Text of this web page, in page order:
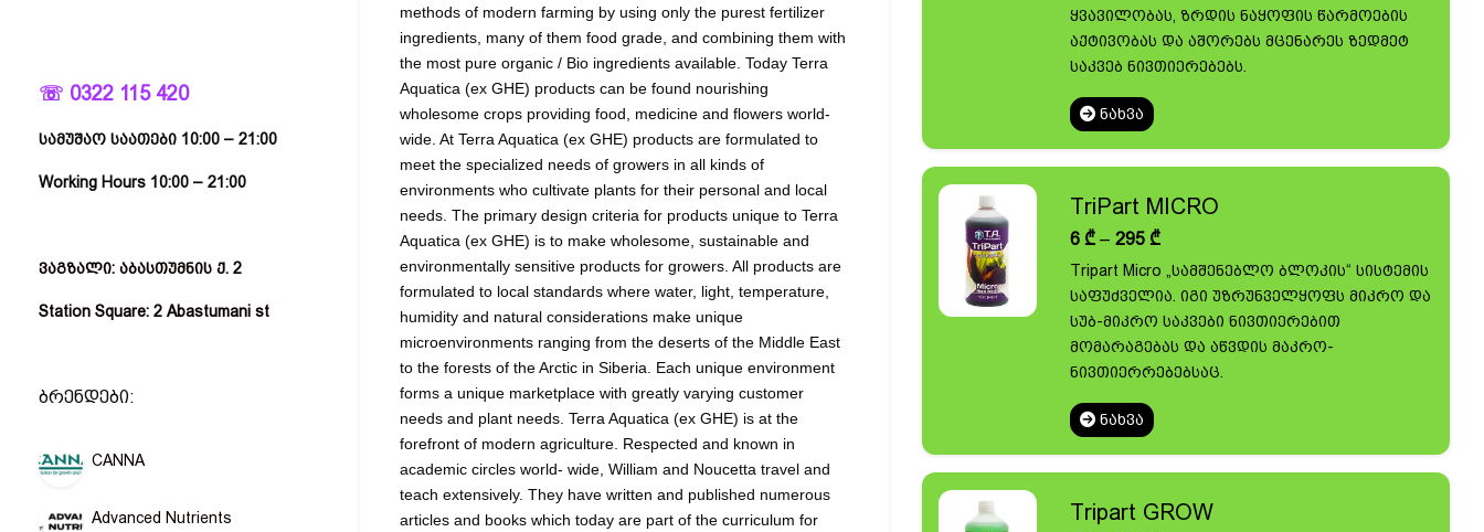
☏ 0322 115 420
სამუშაო საათები 10:00 – 21:00
Working Hours 10:00 – 21:00
ვაგზალი: აბასთუმნის ქ. 2
Station Square: 2 Abastumani st
ბრენდები:
CANNA
Advanced Nutrients
methods of modern farming by using only the purest fertilizer
ingredients, many of them food grade, and combining them with
the most pure organic / Bio ingredients available. Today Terra
Aquatica (ex GHE) products can be found nourishing
wholesome crops providing food, medicine and flowers world-
wide. At Terra Aquatica (ex GHE) products are formulated to
meet the specialized needs of growers in all kinds of
environments who cultivate plants for their personal and local
needs. The primary design criteria for products unique to Terra
Aquatica (ex GHE) is to make wholesome, sustainable and
environmentally sensitive products for growers. All products are
formulated to local standards where water, light, temperature,
humidity and natural considerations make unique
microenvironments ranging from the deserts of the Middle East
to the forests of the Arctic in Siberia. Each unique environment
forms a unique marketplace with greatly varying customer
needs and plant needs. Terra Aquatica (ex GHE) is at the
forefront of modern agriculture. Respected and known in
academic circles world- wide, William and Noucetta travel and
teach extensively. They have written and published numerous
articles and books which today are part of the curriculum for
ყვავილობას, ზრდის ნაყოფის წარმოების
აქტივობას და აშორებს მცენარეს ზედმეტ
საკვებ ნივთიერებებს.
ᲜᲐᲮᲕᲐ
TriPart MICRO
6₾ – 295₾Price
6 ₾
through
295 ₾
Tripart Micro „სამშენებლო ბლოკის“ სისტემის
საფუძველია. იგი უზრუნველყოფს მიკრო და
სუბ-მიკრო საკვები ნივთიერებით
მომარაგებას და აწვდის მაკრო-
ნივთიერრებებსაც.
ᲜᲐᲮᲕᲐ
Tripart GROW